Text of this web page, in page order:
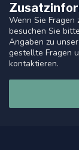
Wenn Sie Fragen
besuchen Sie
Angaben zu
gestellte Fragen
kontaktieren.